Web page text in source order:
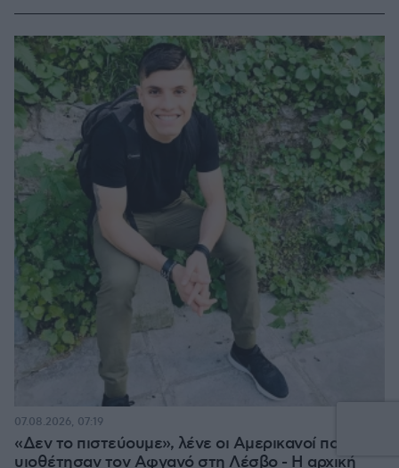
«Δεν το πιστεύουμε», λένε οι Αμερικανοί που
υιοθέτησαν τον Αφγανό στη Λέσβο - Η αρχική
07.08.2026, 07:19